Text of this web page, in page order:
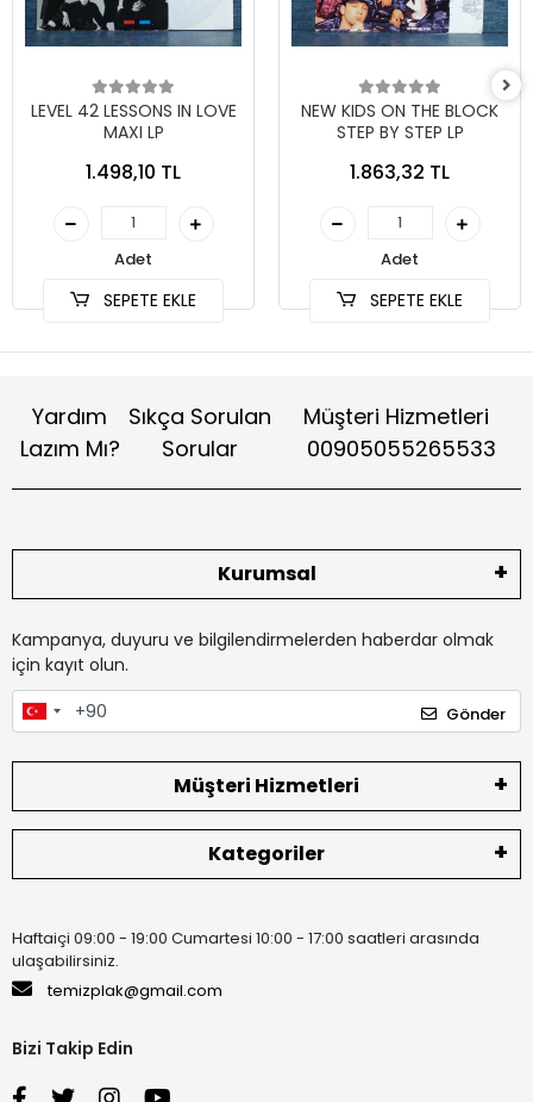
LEVEL 42 LESSONS IN LOVE
MAXI LP
1.498,10 TL
Adet
SEPETE EKLE
NEW KIDS ON THE BLOCK
STEP BY STEP LP
1.863,32 TL
Adet
SEPETE EKLE
Yardım
Lazım Mı?
Sıkça Sorulan
Sorular
Müşteri Hizmetleri
00905055265533
Kurumsal
Kampanya, duyuru ve bilgilendirmelerden haberdar olmak
için kayıt olun.
Gönder
Müşteri Hizmetleri
Kategoriler
Haftaiçi 09:00 - 19:00 Cumartesi 10:00 - 17:00 saatleri arasında
ulaşabilirsiniz.
temizplak@gmail.com
Bizi Takip Edin